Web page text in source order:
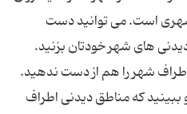
است. می توانید دست
های شهر خودتان بزنید.
شهر را هم از دست ندهید.
که مناطق دیدنی اطراف